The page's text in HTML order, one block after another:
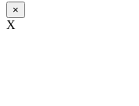
×
X